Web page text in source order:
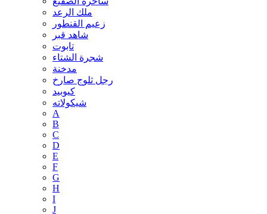
ملك الرعد
زعيم القنطور
شاهد قبر
تابوت
شجرة الشتاء
مدخنة
رجل ثلوج صارخ
كيوبيد
شيكولاته
A
B
C
D
E
F
G
H
I
J